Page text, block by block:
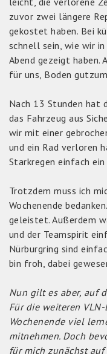
zuvor zwei längere
gekostet haben. Bei
schnell sein, wie wir
Abend gezeigt haben.
für uns, Boden
Nach 13 Stunden hat
das Fahrzeug aus
wir mit einer
und ein Rad verloren
Starkregen einfach
Trotzdem muss ich
Wochenende
geleistet. Außerdem
und der Teamspirit
Nürburgring sind
bin froh, dabei
Nun gilt es aber, auf
Für die weiteren
Wochenende viel
mitnehmen. Doch
für mich zunächst